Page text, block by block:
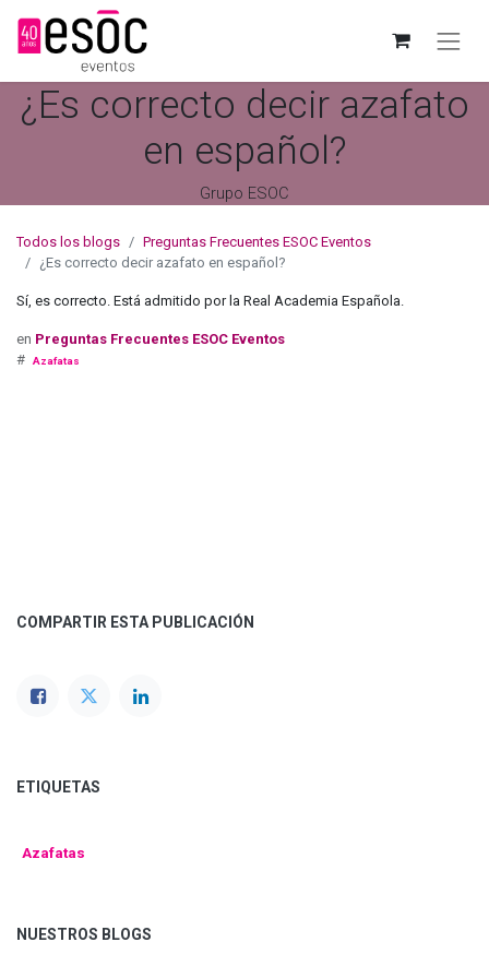
¿Es correcto decir azafato
en español?
Grupo ESOC
Todos los blogs
Preguntas Frecuentes ESOC Eventos
¿Es correcto decir azafato en español?
Sí, es correcto. Está admitido por la Real Academia Española.
en Preguntas Frecuentes ESOC Eventos
#
Azafatas
COMPARTIR ESTA PUBLICACIÓN
ETIQUETAS
Azafatas
NUESTROS BLOGS